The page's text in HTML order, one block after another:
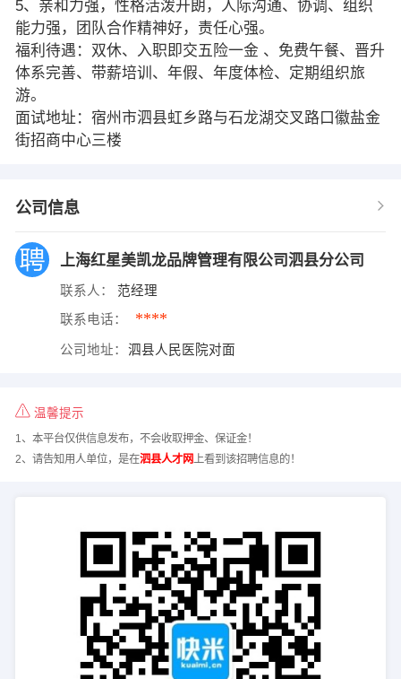
5、亲和力强，性格活泼开朗，人际沟通、协调、组织
能力强，团队合作精神好，责任心强。
福利待遇：双休、入职即交五险一金 、免费午餐、晋升
体系完善、带薪培训、年假、年度体检、定期组织旅
游。
面试地址：宿州市泗县虹乡路与石龙湖交叉路口徽盐金
街招商中心三楼
公司信息
上海红星美凯龙品牌管理有限公司泗县分公司
联系人： 范经理
联系电话： ****
公司地址： 泗县人民医院对面
温馨提示
1、本平台仅供信息发布，不会收取押金、保证金！
2、请告知用人单位，是在泗县人才网上看到该招聘信息的！